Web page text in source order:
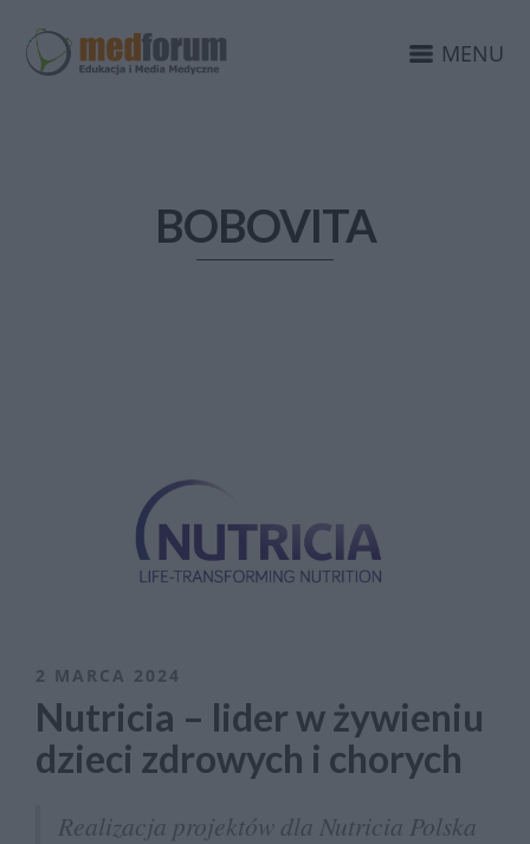
MENU
BOBOVITA
2 MARCA 2024
Nutricia – lider w żywieniu
dzieci zdrowych i chorych
Realizacja projektów dla Nutricia Polska